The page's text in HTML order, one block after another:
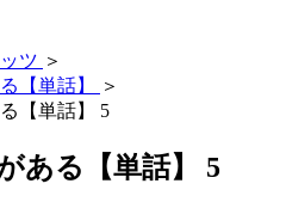
ツ ＞
【単話】
＞
【単話】 5
ある【単話】 5